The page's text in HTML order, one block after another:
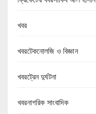
খবর
খবরটেকনোলজি ও বিজ্ঞান
খবরট্রেন দুর্ঘটনা
খবরনাগরিক সাংবাদিক